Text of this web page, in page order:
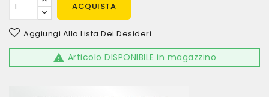
ACQUISTA
Aggiungi Alla Lista Dei Desideri
 Articolo DISPONIBILE in magazzino